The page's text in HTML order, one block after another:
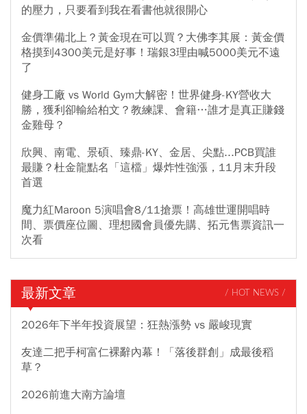
的壓力，只要看到我在看書他就很開心
金價準備北上？黃金現在可以買？大佛李其展：黃金價
格摸到4300美元是好事！瑞銀3理由喊5000美元不遠
了
健身工廠 vs World Gym大解密！世界健身-KY營收大
勝，獲利卻輸給柏文？教練課、會籍…誰才是真正賺錢
金雞母？
欣興、南電、景碩、臻鼎-KY、金居、尖點...PCB買誰
最賺？杜金龍點名「這檔」爆炸性強漲，11月末升段
首選
魔力紅Maroon 5演唱會8/11搶票！高雄世運開唱時
間、票價座位圖、理想國會員優先購、拓元售票資訊一
次看
最新文章 / HOT NEWS /
2026年下半年投資展望：狂熱漲勢 vs 嚴峻現實
友達二把手柯富仁裸辭內幕！「落後群創」成最後稻
草？
2026前進大南方論壇